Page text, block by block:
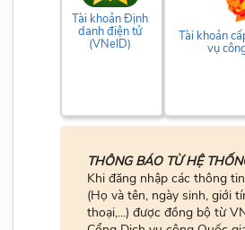
Tài khoản Định
danh điện tử
(VNeID) Tài khoản
vụ
THÔNG BÁO TỪ HỆ
Khi đăng nhập các thông
(Họ và tên, ngày sinh, giới
thoại,...) được đồng bộ từ